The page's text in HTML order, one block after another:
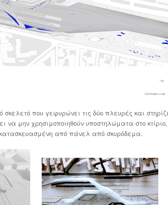
που γεφυρώνει τις δύο πλευρές και
μην χρησιμοποιηθούν υποστηλώματα στο
από πάνελ από σκυρόδεμα.